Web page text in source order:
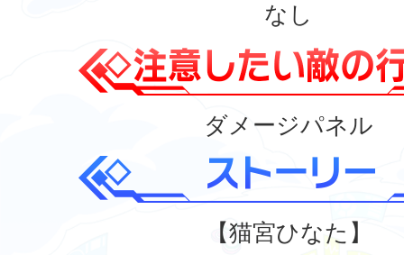
なし
ダメージパネル
【猫宮ひなた】